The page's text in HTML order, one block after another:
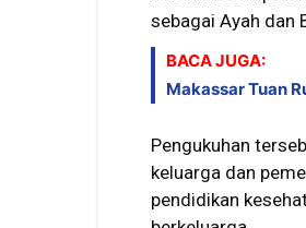
sebagai Ayah dan
BACA JUGA:
Makassar Tuan
Pengukuhan
keluarga dan
pendidikan